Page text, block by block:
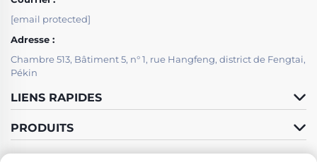
[email protected]
Adresse :
Chambre 513, Bâtiment 5, n° 1, rue Hangfeng, district de Fengtai,
Pékin
LIENS RAPIDES
PRODUITS